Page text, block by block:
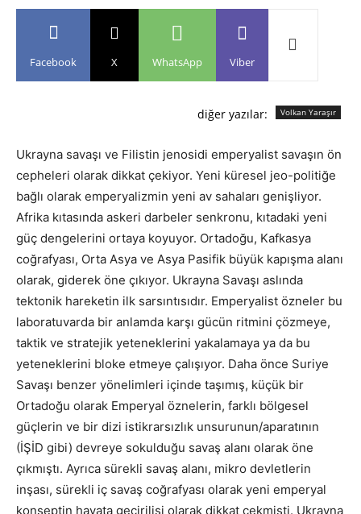
Facebook X WhatsApp Viber
diğer yazılar: Volkan Yaraşır
Ukrayna savaşı ve Filistin jenosidi emperyalist savaşın ön
cepheleri olarak dikkat çekiyor. Yeni küresel jeo-politiğe
bağlı olarak emperyalizmin yeni av sahaları genişliyor.
Afrika kıtasında askeri darbeler senkronu, kıtadaki yeni
güç dengelerini ortaya koyuyor. Ortadoğu, Kafkasya
coğrafyası, Orta Asya ve Asya Pasifik büyük kapışma alanı
olarak, giderek öne çıkıyor. Ukrayna Savaşı aslında
tektonik hareketin ilk sarsıntısıdır. Emperyalist özneler bu
laboratuvarda bir anlamda karşı gücün ritmini çözmeye,
taktik ve stratejik yeteneklerini yakalamaya ya da bu
yeteneklerini bloke etmeye çalışıyor. Daha önce Suriye
Savaşı benzer yönelimleri içinde taşımış, küçük bir
Ortadoğu olarak Emperyal öznelerin, farklı bölgesel
güçlerin ve bir dizi istikrarsızlık unsurunun/aparatının
(İŞİD gibi) devreye sokulduğu savaş alanı olarak öne
çıkmıştı. Ayrıca sürekli savaş alanı, mikro devletlerin
inşası, sürekli iç savaş coğrafyası olarak yeni emperyal
konseptin hayata geçirilişi olarak dikkat çekmişti. Ukrayna